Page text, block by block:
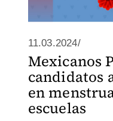
11.03.2024/
Mexicanos
candidatos
en
escuelas